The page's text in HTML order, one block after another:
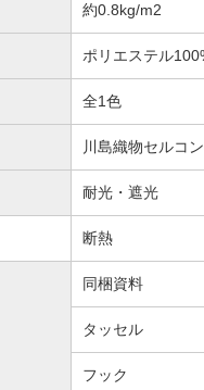
約0.8kg/m2
ポリエステル
全1色
川島織物セルコン
耐光・遮光
断熱
同梱資料
タッセル
フック